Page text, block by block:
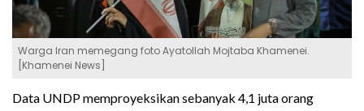
Warga Iran memegang foto Ayatollah Mojtaba Khamenei.
[Khamenei News]
Data UNDP memproyeksikan sebanyak 4,1 juta orang